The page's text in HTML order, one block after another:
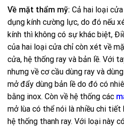
Về mặt thẩm mỹ: Cả hai loại
dụng kính cường lực, do đó nếu
kính thì không có sự khác biệt,
của hai loại cửa chỉ còn xét về
cửa, hệ thống ray và bản lề. Với
nhưng về cơ cầu dùng ray và
mở đẩy dùng bản lề do đó có
bằng inox. Còn về hệ thống các
mở lùa có thể nói là nhiều chi tiết
hệ thống thanh ray. Với loại này